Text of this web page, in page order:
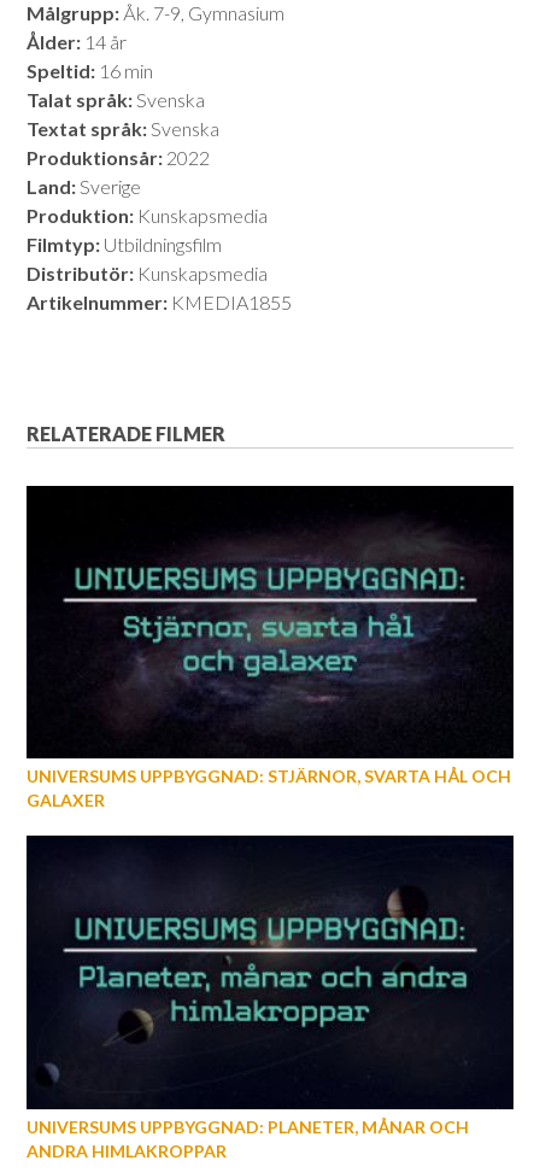
Målgrupp: Åk. 7-9, Gymnasium
Ålder: 14 år
Speltid: 16 min
Talat språk:Svenska
Textat språk:Svenska
Produktionsår: 2022
Land:Sverige
Produktion: Kunskapsmedia
Filmtyp: Utbildningsfilm
Distributör: Kunskapsmedia
Artikelnummer: KMEDIA1855
RELATERADE FILMER
UNIVERSUMS UPPBYGGNAD: STJÄRNOR, SVARTA HÅL OCH
GALAXER
UNIVERSUMS UPPBYGGNAD: PLANETER, MÅNAR OCH
ANDRA HIMLAKROPPAR